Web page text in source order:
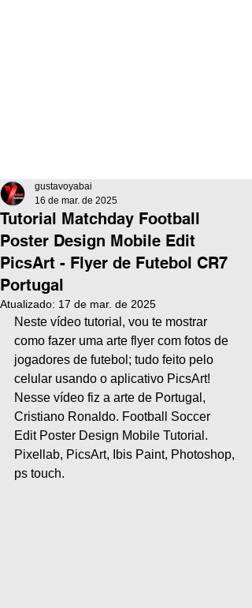
Tutorial Matchday Football
Poster Design Mobile Edit
PicsArt - Flyer de Futebol CR7
Portugal
gustavoyabai
16 de mar. de 2025
Atualizado: 17 de mar. de 2025
Neste vídeo tutorial, vou te mostrar
como fazer uma arte flyer com fotos de
jogadores de futebol; tudo feito pelo
celular usando o aplicativo PicsArt!
Nesse vídeo fiz a arte de Portugal,
Cristiano Ronaldo. Football Soccer
Edit Poster Design Mobile Tutorial.
Pixellab, PicsArt, Ibis Paint, Photoshop,
ps touch.